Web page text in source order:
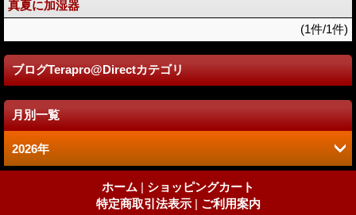
真夏に加湿器
(1件/1件)
ブログTerapro@Directカテゴリ
月別一覧
2026年
ホーム | ショッピングカート
特定商取引法表示 | ご利用案内